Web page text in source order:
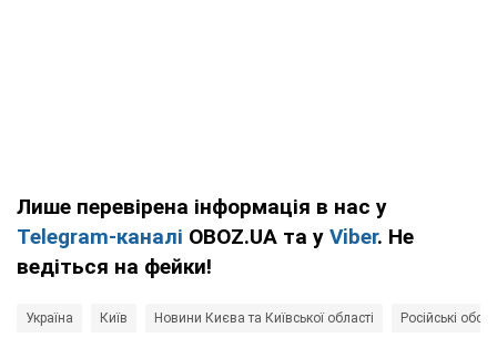
Лише перевірена інформація в нас у
Telegram-каналі OBOZ.UA та у Viber. Не
ведіться на фейки!
Україна Київ Новини Києва та Київської області Російські